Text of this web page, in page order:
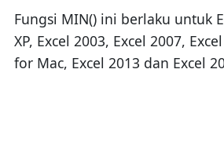
Fungsi MIN() ini berlaku untuk
XP, Excel 2003, Excel 2007,
for Mac, Excel 2013 dan Excel